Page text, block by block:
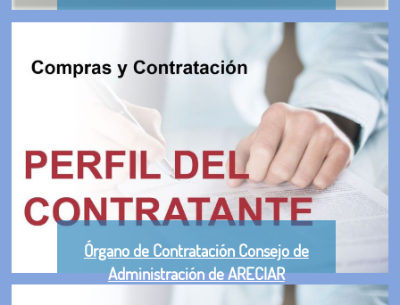
Órgano de Contratación Consejo de
Administración de ARECIAR